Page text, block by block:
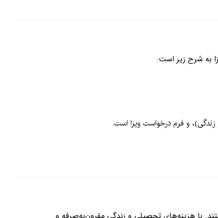
به شرح زیر است:
زندگی)، و فرم درخواست ویزا است.